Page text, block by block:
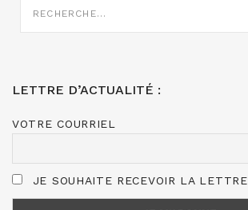
SUR
LETTRE D’ACTUALITÉ :
VOTRE COURRIEL
JE SOUHAITE RECEVOIR LA LETTRE